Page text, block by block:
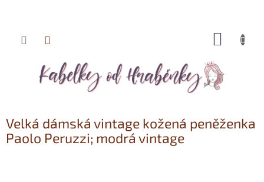
Přejít
Velká dámská vintage kožená peněženka
Paolo Peruzzi; modrá vintage